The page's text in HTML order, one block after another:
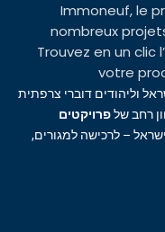
Immoneuf, le
nombreux
Trouvez en un clic
votre
וליהודים דוברי צרפתית
רחב שלפרויקטים
– לרכישה למגורים,